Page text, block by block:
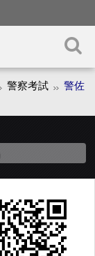
警察考試
警佐